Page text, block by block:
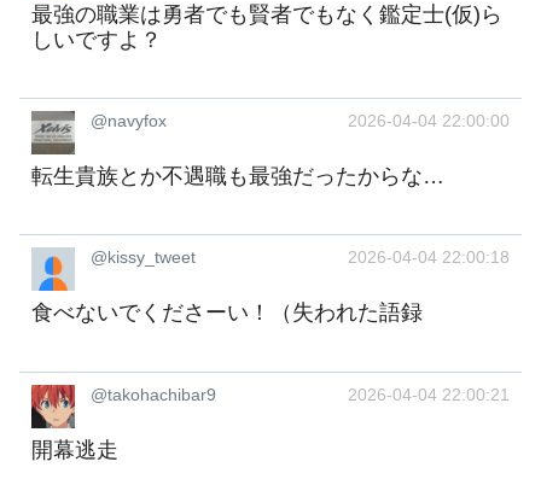
最強の職業は勇者でも賢者でもなく鑑定士(仮)ら
しいですよ？
@navyfox 2026-04-04 22:00:00
転生貴族とか不遇職も最強だったからな…
@kissy_tweet 2026-04-04 22:00:18
食べないでくださーい！（失われた語録
@takohachibar9 2026-04-04 22:00:21
開幕逃走